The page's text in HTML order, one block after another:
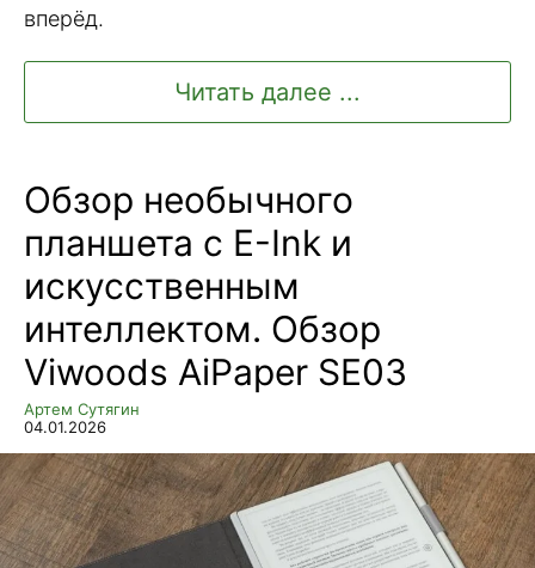
вперёд.
Читать далее ...
Обзор необычного
планшета с E-Ink и
искусственным
интеллектом. Обзор
Viwoods AiPaper SE03
Артем Сутягин
04.01.2026